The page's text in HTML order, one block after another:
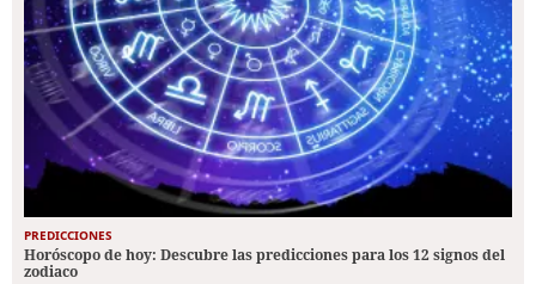
PREDICCIONES
Horóscopo de hoy: Descubre las predicciones para los 12 signos del
zodiaco